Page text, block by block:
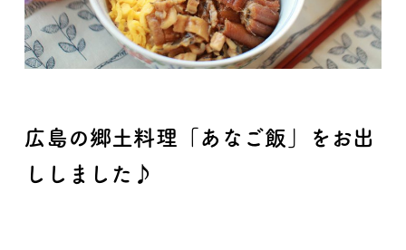
広島の郷土料理「あなご飯」をお出
ししました♪